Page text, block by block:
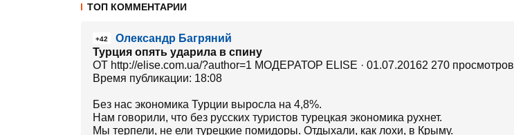
ТОП КОММЕНТАРИИ
+42
Олександр Багряний
Турция опять ударила в спину
ОТ http://elise.com.ua/?author=1 МОДЕРАТОР ELISE · 01.07.20162 270 просмотров
Время публикации: 18:08
Без нас экономика Турции выросла на 4,8%.
Нам говорили, что без русских туристов турецкая экономика рухнет.
Мы терпели, не ели турецкие помидоры. Отдыхали, как лохи, в Крыму.